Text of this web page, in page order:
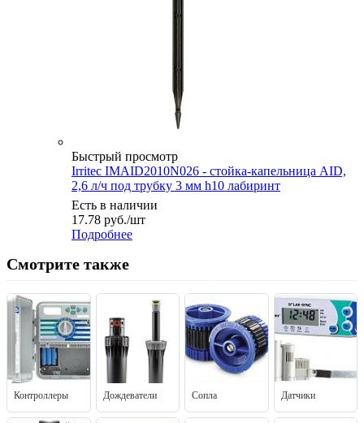
Быстрый просмотр
Irritec IMAID2010N026 - стойка-капельница AID,
2,6 л/ч под трубку 3 мм h10 лабиринт
Есть в наличии
17.78 руб./шт
Подробнее
Смотрите также
Контроллеры Дождеватели Сопла Датчики